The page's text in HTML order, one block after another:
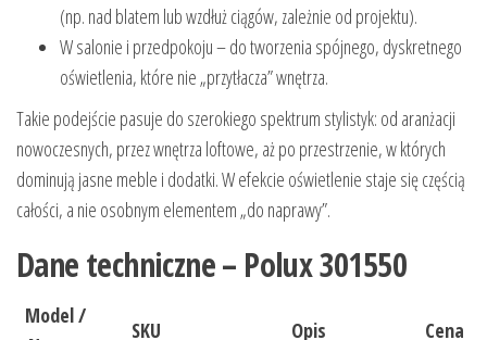
(np. nad blatem lub wzdłuż ciągów, zależnie od projektu).
W salonie i przedpokoju – do tworzenia spójnego, dyskretnego
oświetlenia, które nie „przytłacza” wnętrza.
Takie podejście pasuje do szerokiego spektrum stylistyk: od aranżacji
nowoczesnych, przez wnętrza loftowe, aż po przestrzenie, w których
dominują jasne meble i dodatki. W efekcie oświetlenie staje się częścią
całości, a nie osobnym elementem „do naprawy”.
Dane techniczne – Polux 301550
Model /
SKU Opis Cena